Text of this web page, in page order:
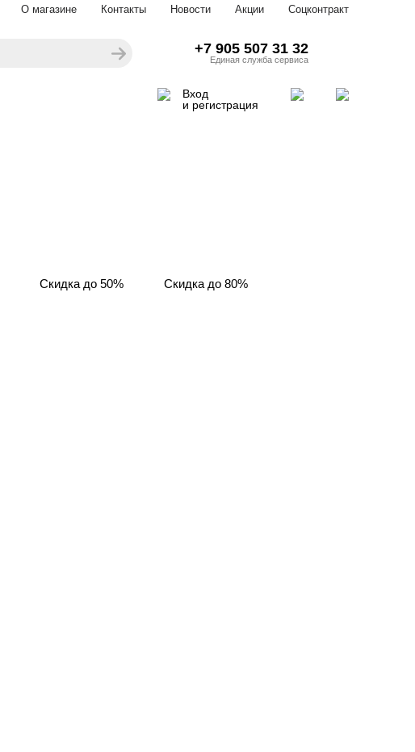
О магазине Контакты Новости Акции Соцконтракт
+7 905 507 31 32
Единая служба сервиса
Вход
и регистрация
Скидка до 50% Скидка до 80%